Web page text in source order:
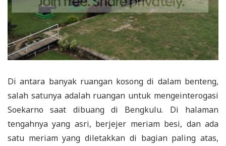
Di antara banyak ruangan kosong di dalam benteng,
salah satunya adalah ruangan untuk mengeinterogasi
Soekarno saat dibuang di Bengkulu. Di halaman
tengahnya yang asri, berjejer meriam besi, dan ada
satu meriam yang diletakkan di bagian paling atas,